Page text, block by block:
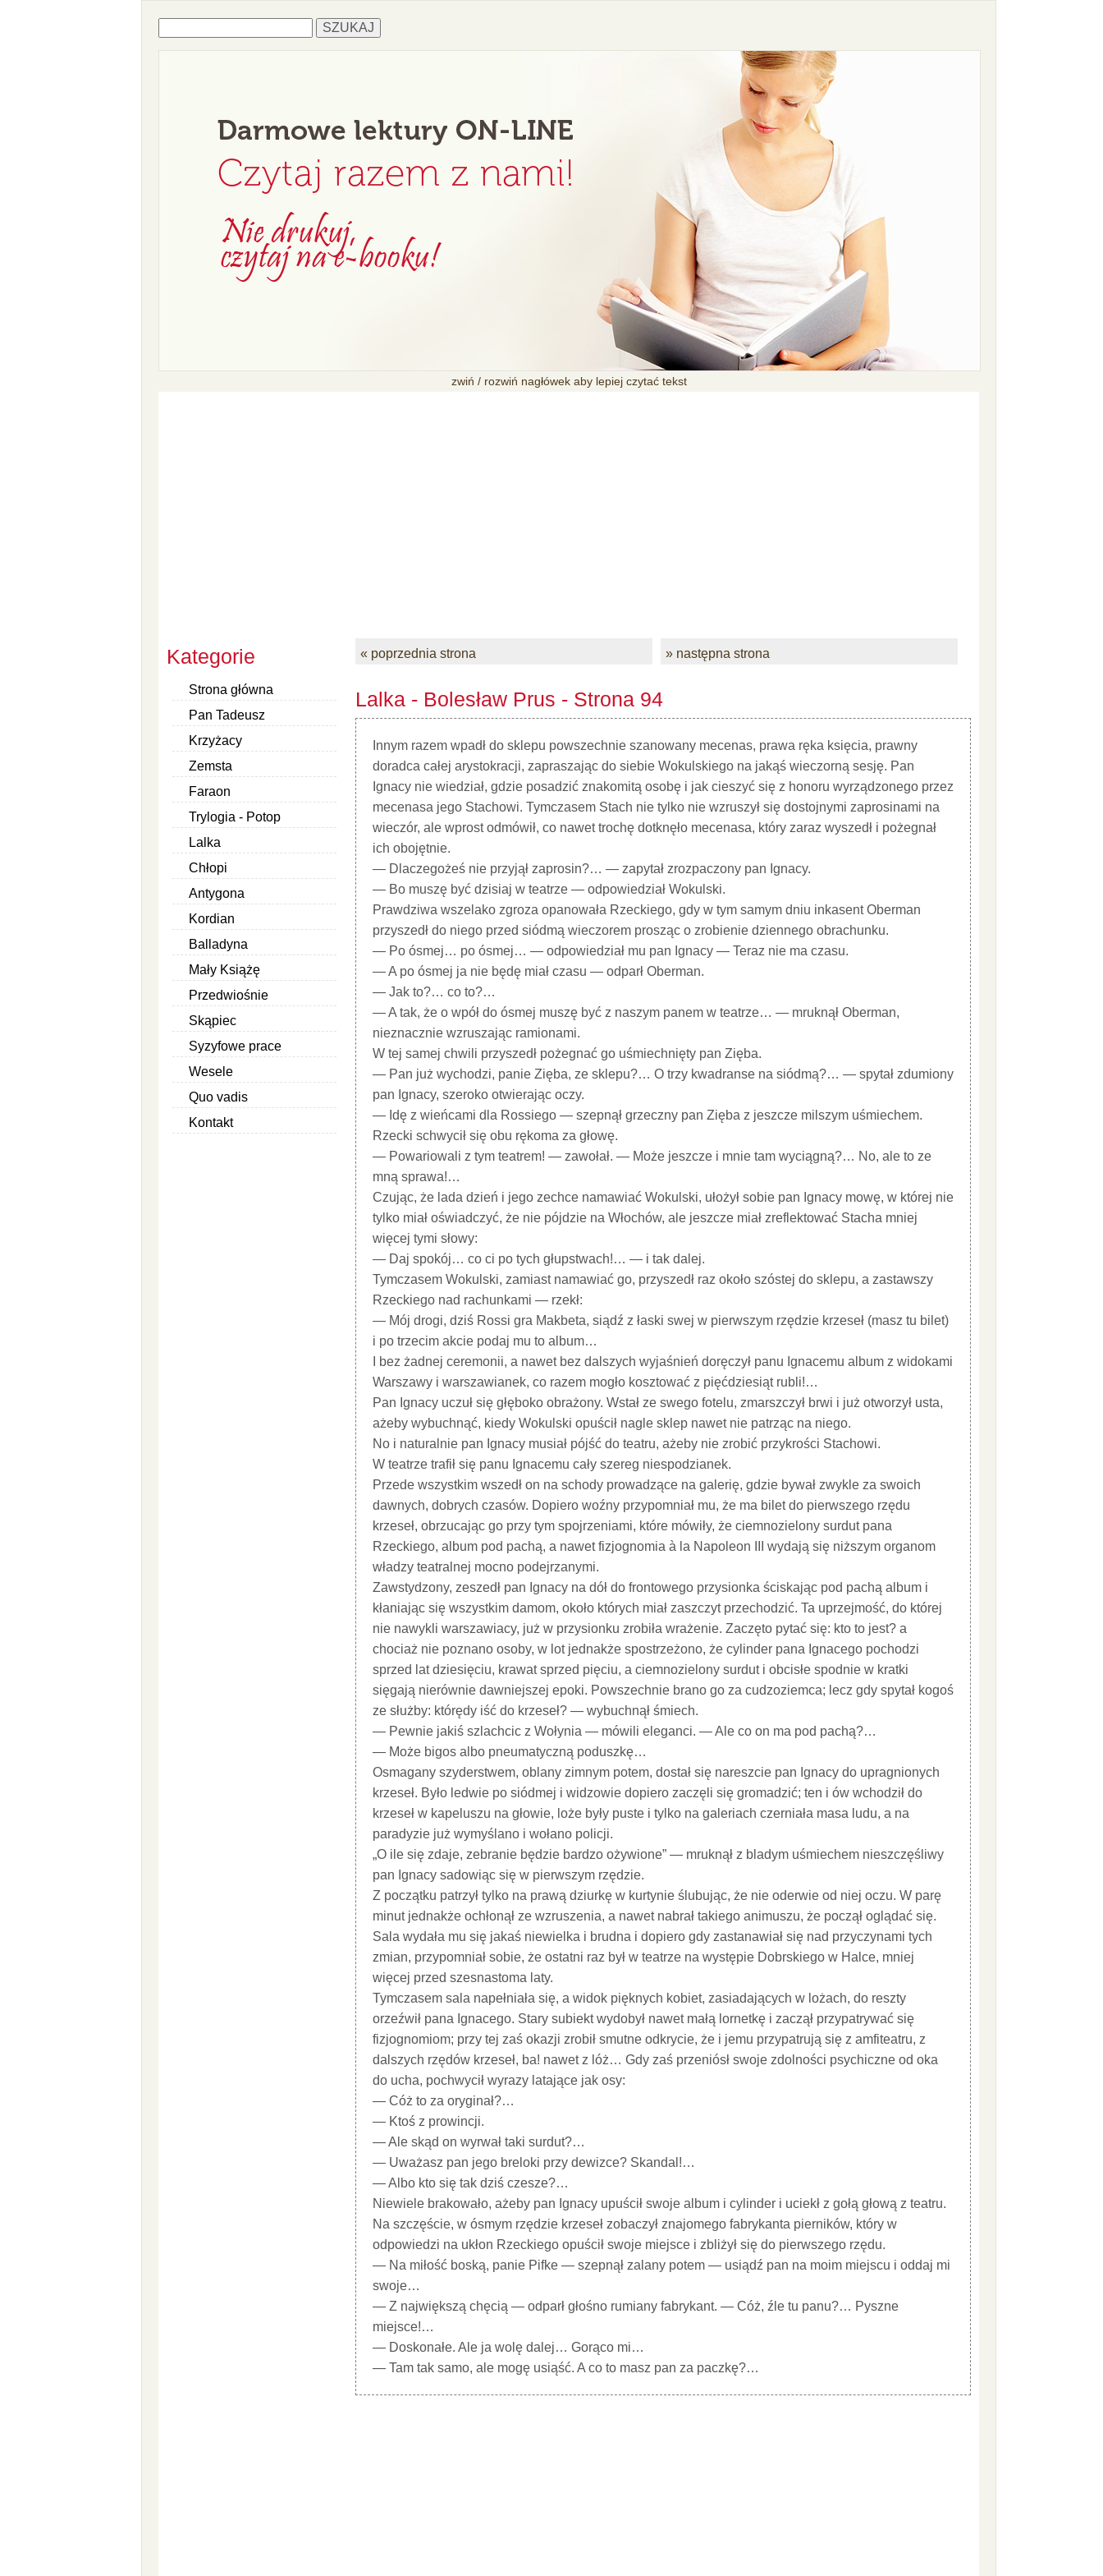
zwiń / rozwiń nagłówek aby lepiej czytać tekst
Kategorie
Strona główna
Pan Tadeusz
Krzyżacy
Zemsta
Faraon
Trylogia - Potop
Lalka
Chłopi
Antygona
Kordian
Balladyna
Mały Książę
Przedwiośnie
Skąpiec
Syzyfowe prace
Wesele
Quo vadis
Kontakt
« poprzednia strona » następna strona
Lalka - Bolesław Prus - Strona 94
Innym razem wpadł do sklepu powszechnie szanowany mecenas, prawa ręka księcia, prawny
doradca całej arystokracji, zapraszając do siebie Wokulskiego na jakąś wieczorną sesję. Pan
Ignacy nie wiedział, gdzie posadzić znakomitą osobę i jak cieszyć się z honoru wyrządzonego przez
mecenasa jego Stachowi. Tymczasem Stach nie tylko nie wzruszył się dostojnymi zaprosinami na
wieczór, ale wprost odmówił, co nawet trochę dotknęło mecenasa, który zaraz wyszedł i pożegnał
ich obojętnie.
— Dlaczegożeś nie przyjął zaprosin?… — zapytał zrozpaczony pan Ignacy.
— Bo muszę być dzisiaj w teatrze — odpowiedział Wokulski.
Prawdziwa wszelako zgroza opanowała Rzeckiego, gdy w tym samym dniu inkasent Oberman
przyszedł do niego przed siódmą wieczorem prosząc o zrobienie dziennego obrachunku.
— Po ósmej… po ósmej… — odpowiedział mu pan Ignacy — Teraz nie ma czasu.
— A po ósmej ja nie będę miał czasu — odparł Oberman.
— Jak to?… co to?…
— A tak, że o wpół do ósmej muszę być z naszym panem w teatrze… — mruknął Oberman,
nieznacznie wzruszając ramionami.
W tej samej chwili przyszedł pożegnać go uśmiechnięty pan Zięba.
— Pan już wychodzi, panie Zięba, ze sklepu?… O trzy kwadranse na siódmą?… — spytał zdumiony
pan Ignacy, szeroko otwierając oczy.
— Idę z wieńcami dla Rossiego — szepnął grzeczny pan Zięba z jeszcze milszym uśmiechem.
Rzecki schwycił się obu rękoma za głowę.
— Powariowali z tym teatrem! — zawołał. — Może jeszcze i mnie tam wyciągną?… No, ale to ze
mną sprawa!…
Czując, że lada dzień i jego zechce namawiać Wokulski, ułożył sobie pan Ignacy mowę, w której nie
tylko miał oświadczyć, że nie pójdzie na Włochów, ale jeszcze miał zreflektować Stacha mniej
więcej tymi słowy:
— Daj spokój… co ci po tych głupstwach!… — i tak dalej.
Tymczasem Wokulski, zamiast namawiać go, przyszedł raz około szóstej do sklepu, a zastawszy
Rzeckiego nad rachunkami — rzekł:
— Mój drogi, dziś Rossi gra Makbeta, siądź z łaski swej w pierwszym rzędzie krzeseł (masz tu bilet)
i po trzecim akcie podaj mu to album…
I bez żadnej ceremonii, a nawet bez dalszych wyjaśnień doręczył panu Ignacemu album z widokami
Warszawy i warszawianek, co razem mogło kosztować z pięćdziesiąt rubli!…
Pan Ignacy uczuł się głęboko obrażony. Wstał ze swego fotelu, zmarszczył brwi i już otworzył usta,
ażeby wybuchnąć, kiedy Wokulski opuścił nagle sklep nawet nie patrząc na niego.
No i naturalnie pan Ignacy musiał pójść do teatru, ażeby nie zrobić przykrości Stachowi.
W teatrze trafił się panu Ignacemu cały szereg niespodzianek.
Przede wszystkim wszedł on na schody prowadzące na galerię, gdzie bywał zwykle za swoich
dawnych, dobrych czasów. Dopiero woźny przypomniał mu, że ma bilet do pierwszego rzędu
krzeseł, obrzucając go przy tym spojrzeniami, które mówiły, że ciemnozielony surdut pana
Rzeckiego, album pod pachą, a nawet fizjognomia à la Napoleon III wydają się niższym organom
władzy teatralnej mocno podejrzanymi.
Zawstydzony, zeszedł pan Ignacy na dół do frontowego przysionka ściskając pod pachą album i
kłaniając się wszystkim damom, około których miał zaszczyt przechodzić. Ta uprzejmość, do której
nie nawykli warszawiacy, już w przysionku zrobiła wrażenie. Zaczęto pytać się: kto to jest? a
chociaż nie poznano osoby, w lot jednakże spostrzeżono, że cylinder pana Ignacego pochodzi
sprzed lat dziesięciu, krawat sprzed pięciu, a ciemnozielony surdut i obcisłe spodnie w kratki
sięgają nierównie dawniejszej epoki. Powszechnie brano go za cudzoziemca; lecz gdy spytał kogoś
ze służby: którędy iść do krzeseł? — wybuchnął śmiech.
— Pewnie jakiś szlachcic z Wołynia — mówili eleganci. — Ale co on ma pod pachą?…
— Może bigos albo pneumatyczną poduszkę…
Osmagany szyderstwem, oblany zimnym potem, dostał się nareszcie pan Ignacy do upragnionych
krzeseł. Było ledwie po siódmej i widzowie dopiero zaczęli się gromadzić; ten i ów wchodził do
krzeseł w kapeluszu na głowie, loże były puste i tylko na galeriach czerniała masa ludu, a na
paradyzie już wymyślano i wołano policji.
„O ile się zdaje, zebranie będzie bardzo ożywione” — mruknął z bladym uśmiechem nieszczęśliwy
pan Ignacy sadowiąc się w pierwszym rzędzie.
Z początku patrzył tylko na prawą dziurkę w kurtynie ślubując, że nie oderwie od niej oczu. W parę
minut jednakże ochłonął ze wzruszenia, a nawet nabrał takiego animuszu, że począł oglądać się.
Sala wydała mu się jakaś niewielka i brudna i dopiero gdy zastanawiał się nad przyczynami tych
zmian, przypomniał sobie, że ostatni raz był w teatrze na występie Dobrskiego w Halce, mniej
więcej przed szesnastoma laty.
Tymczasem sala napełniała się, a widok pięknych kobiet, zasiadających w lożach, do reszty
orzeźwił pana Ignacego. Stary subiekt wydobył nawet małą lornetkę i zaczął przypatrywać się
fizjognomiom; przy tej zaś okazji zrobił smutne odkrycie, że i jemu przypatrują się z amfiteatru, z
dalszych rzędów krzeseł, ba! nawet z lóż… Gdy zaś przeniósł swoje zdolności psychiczne od oka
do ucha, pochwycił wyrazy latające jak osy:
— Cóż to za oryginał?…
— Ktoś z prowincji.
— Ale skąd on wyrwał taki surdut?…
— Uważasz pan jego breloki przy dewizce? Skandal!…
— Albo kto się tak dziś czesze?…
Niewiele brakowało, ażeby pan Ignacy upuścił swoje album i cylinder i uciekł z gołą głową z teatru.
Na szczęście, w ósmym rzędzie krzeseł zobaczył znajomego fabrykanta pierników, który w
odpowiedzi na ukłon Rzeckiego opuścił swoje miejsce i zbliżył się do pierwszego rzędu.
— Na miłość boską, panie Pifke — szepnął zalany potem — usiądź pan na moim miejscu i oddaj mi
swoje…
— Z największą chęcią — odparł głośno rumiany fabrykant. — Cóż, źle tu panu?… Pyszne
miejsce!…
— Doskonałe. Ale ja wolę dalej… Gorąco mi…
— Tam tak samo, ale mogę usiąść. A co to masz pan za paczkę?…